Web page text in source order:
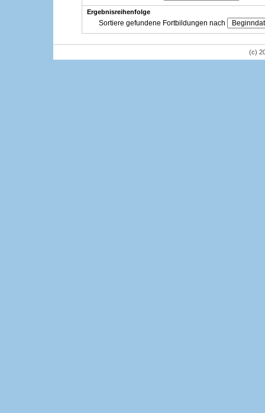
Ergebnisreihenfolge
Sortiere gefundene Fortbildungen nach
(c)